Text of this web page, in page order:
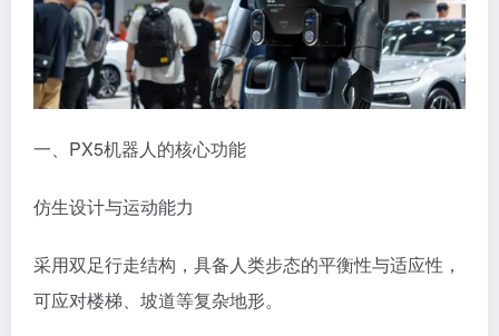
一、PX5机器人的核心功能
仿生设计与运动能力​
采用双足行走结构，具备人类步态的平衡性与适应性，
可应对楼梯、坡道等复杂地形。